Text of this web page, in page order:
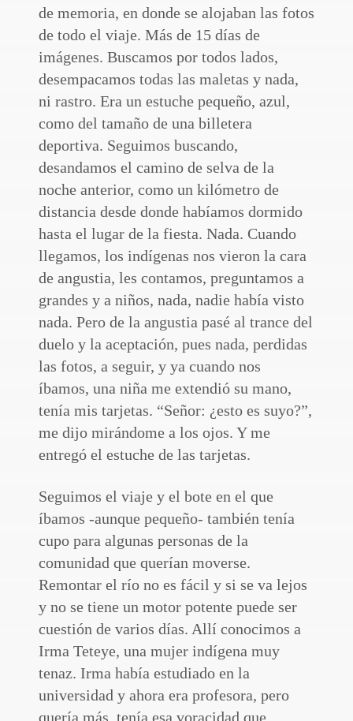
de memoria, en donde se alojaban las fotos
de todo el viaje. Más de 15 días de
imágenes. Buscamos por todos lados,
desempacamos todas las maletas y nada,
ni rastro. Era un estuche pequeño, azul,
como del tamaño de una billetera
deportiva. Seguimos buscando,
desandamos el camino de selva de la
noche anterior, como un kilómetro de
distancia desde donde habíamos dormido
hasta el lugar de la fiesta. Nada. Cuando
llegamos, los indígenas nos vieron la cara
de angustia, les contamos, preguntamos a
grandes y a niños, nada, nadie había visto
nada. Pero de la angustia pasé al trance del
duelo y la aceptación, pues nada, perdidas
las fotos, a seguir, y ya cuando nos
íbamos, una niña me extendió su mano,
tenía mis tarjetas. “Señor: ¿esto es suyo?”,
me dijo mirándome a los ojos. Y me
entregó el estuche de las tarjetas.
Seguimos el viaje y el bote en el que
íbamos -aunque pequeño- también tenía
cupo para algunas personas de la
comunidad que querían moverse.
Remontar el río no es fácil y si se va lejos
y no se tiene un motor potente puede ser
cuestión de varios días. Allí conocimos a
Irma Teteye, una mujer indígena muy
tenaz. Irma había estudiado en la
universidad y ahora era profesora, pero
quería más, tenía esa voracidad que